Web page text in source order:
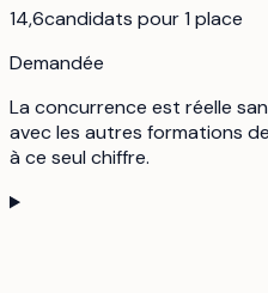
14,6candidats pour 1 place
Demandée
La concurrence est réelle
avec les autres formations
à ce seul chiffre.